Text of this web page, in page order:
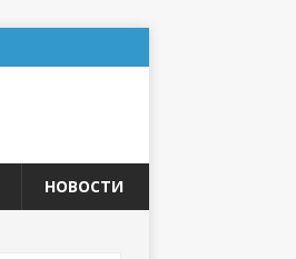
НОВОСТИ